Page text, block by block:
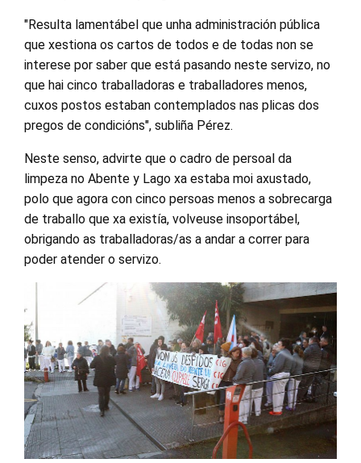
"Resulta lamentábel que unha administración pública
que xestiona os cartos de todos e de todas non se
interese por saber que está pasando neste servizo, no
que hai cinco traballadoras e traballadores menos,
cuxos postos estaban contemplados nas plicas dos
pregos de condicións", subliña Pérez.
Neste senso, advirte que o cadro de persoal da
limpeza no Abente y Lago xa estaba moi axustado,
polo que agora con cinco persoas menos a sobrecarga
de traballo que xa existía, volveuse insoportábel,
obrigando as traballadoras/as a andar a correr para
poder atender o servizo.